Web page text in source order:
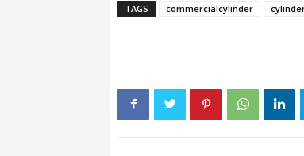
TAGS commercialcylinder